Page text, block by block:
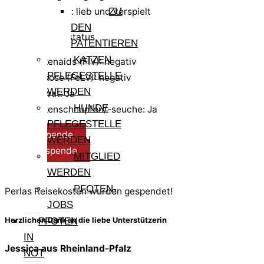
ZU
DEN
PATENTIEREN
KATZEN
PFLEGESTELLE
WERDEN
HUNDE
PFLEGESTELLE
WERDEN
MITGLIED
WERDEN
PFOTEN-
JOBS
PFOTEN
IN
NOT
Charakter: lieb und verspielt
Test- und Impfstatus
Katzenaids (FIV): negativ
Leukose (FeLV): negativ
Tollwut: Ja
Katzenschnupfen/-seuche: Ja
Reisespende
Pflegespende
Perlas Reisekosten wurden gespendet!
Herzlichen Dank an die liebe Unterstützerin
Jessica aus Rheinland-Pfalz